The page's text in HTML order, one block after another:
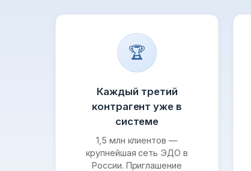
🏆
Каждый третий
контрагент уже в
системе
1,5 млн клиентов —
крупнейшая сеть ЭДО в
России. Приглашение